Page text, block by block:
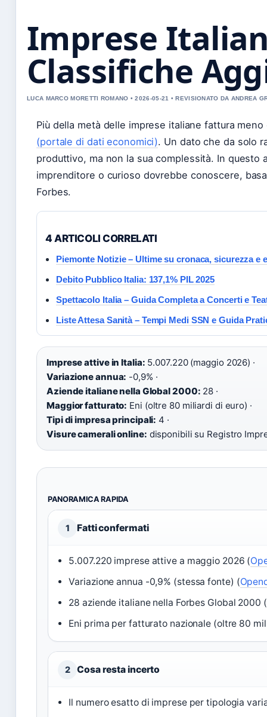
Imprese
Classifiche
LUCA MARCO MORETTI ROMANO • 2026-05-21 • REVISIONATO DA ANDREA
Più della metà delle imprese italiane fattura
(portale di dati economici). Un dato che da solo
produttivo, ma non la sua complessità. In
imprenditore o curioso dovrebbe conoscere,
Forbes.
4 ARTICOLI CORRELATI
Piemonte Notizie – Ultime su cronaca, sicurezza e
Debito Pubblico Italia: 137,1% PIL 2025
Spettacolo Italia – Guida Completa a Concerti e
Liste Attesa Sanità – Tempi Medi SSN e Guida
Imprese attive in Italia: 5.007.220 (maggio 2026) ·
Variazione annua: -0,9% ·
Aziende italiane nella Global 2000: 28 ·
Maggior fatturato: Eni (oltre 80 miliardi di euro) ·
Tipi di impresa principali: 4 ·
Visure camerali online: disponibili su Registro
PANORAMICA RAPIDA
1 Fatti confermati
5.007.220 imprese attive a maggio 2026 (
Variazione annua -0,9% (stessa fonte) (
28 aziende italiane nella Forbes Global 2000 (
Eni prima per fatturato nazionale (oltre 80
2 Cosa resta incerto
Il numero esatto di imprese per tipologia